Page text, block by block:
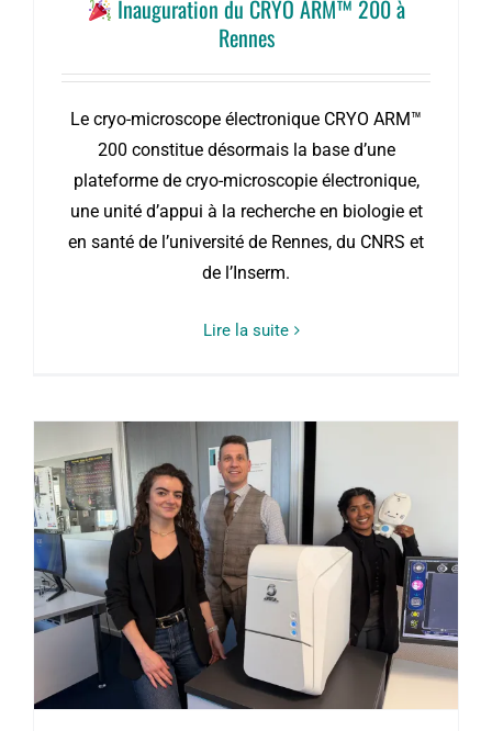
Inauguration du CRYO ARM™ 200 à
Rennes
Le cryo-microscope électronique CRYO ARM™
200 constitue désormais la base d’une
plateforme de cryo-microscopie électronique,
une unité d’appui à la recherche en biologie et
en santé de l’université de Rennes, du CNRS et
de l’Inserm.
Lire la suite